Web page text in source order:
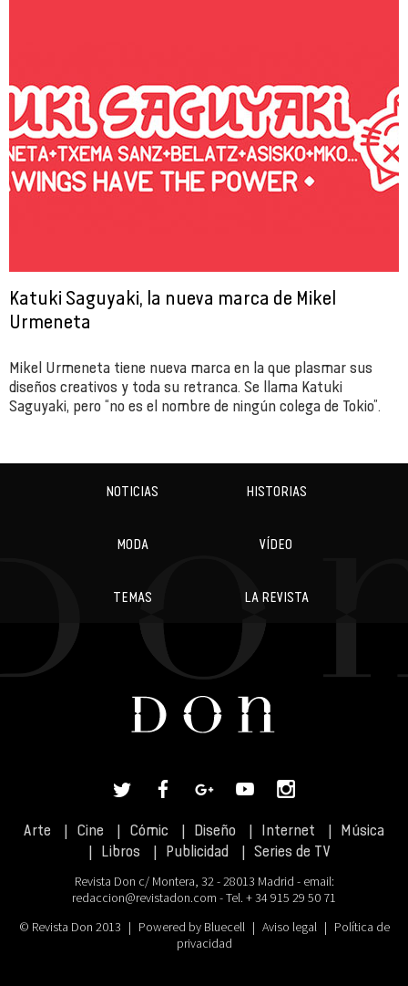
Katuki Saguyaki, la nueva marca de Mikel
Urmeneta
Mikel Urmeneta tiene nueva marca en la que plasmar sus
diseños creativos y toda su retranca. Se llama Katuki
Saguyaki, pero “no es el nombre de ningún colega de Tokio”.
NOTICIAS HISTORIAS
MODA VÍDEO
TEMAS LA REVISTA
Arte Cine Cómic Diseño Internet
Música
Libros
Publicidad Series de TV
Revista Don c/ Montera, 32 - 28013 Madrid - email:
redaccion@revistadon.com - Tel. + 34 915 29 50 71
© Revista Don 2013 | Powered by Bluecell | Aviso legal | Política de
privacidad